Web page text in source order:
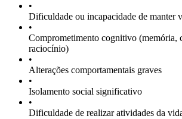
•
Dificuldade ou incapacidade de manter
•
Comprometimento cognitivo (memória,
raciocínio)
•
Alterações comportamentais graves
•
Isolamento social significativo
•
Dificuldade de realizar atividades da